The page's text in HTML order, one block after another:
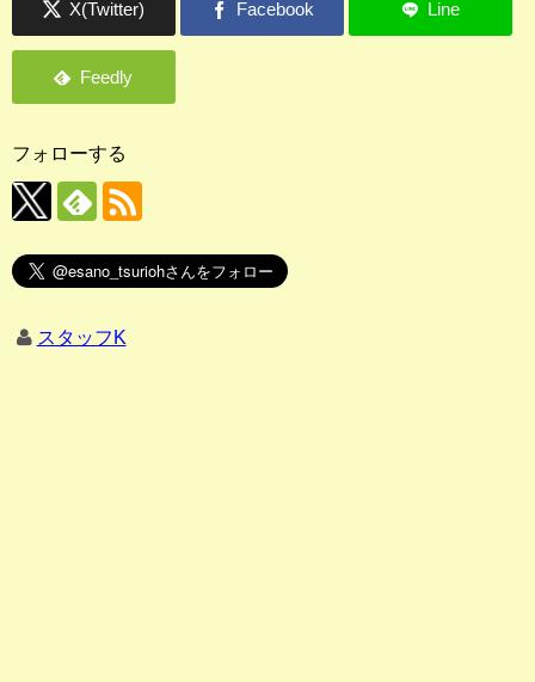
フォローする
スタッフK